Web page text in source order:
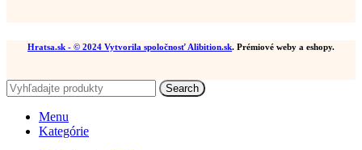
Hratsa.sk - © 2024 Vytvorila spoločnosť Alibition.sk. Prémiové weby a eshopy.
Search
Menu
Kategórie